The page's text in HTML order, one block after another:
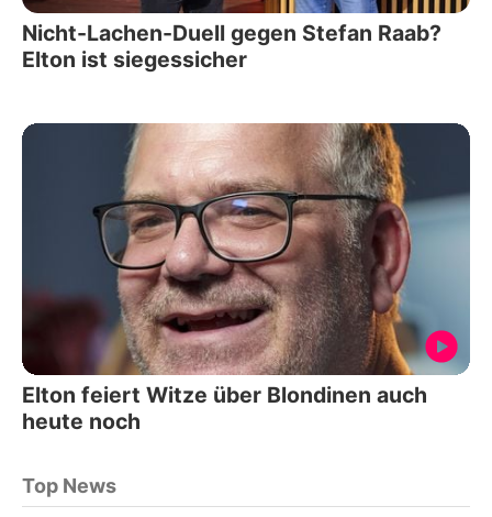
Nicht-Lachen-Duell gegen Stefan Raab?
Elton ist siegessicher
Elton feiert Witze über Blondinen auch
heute noch
Top News